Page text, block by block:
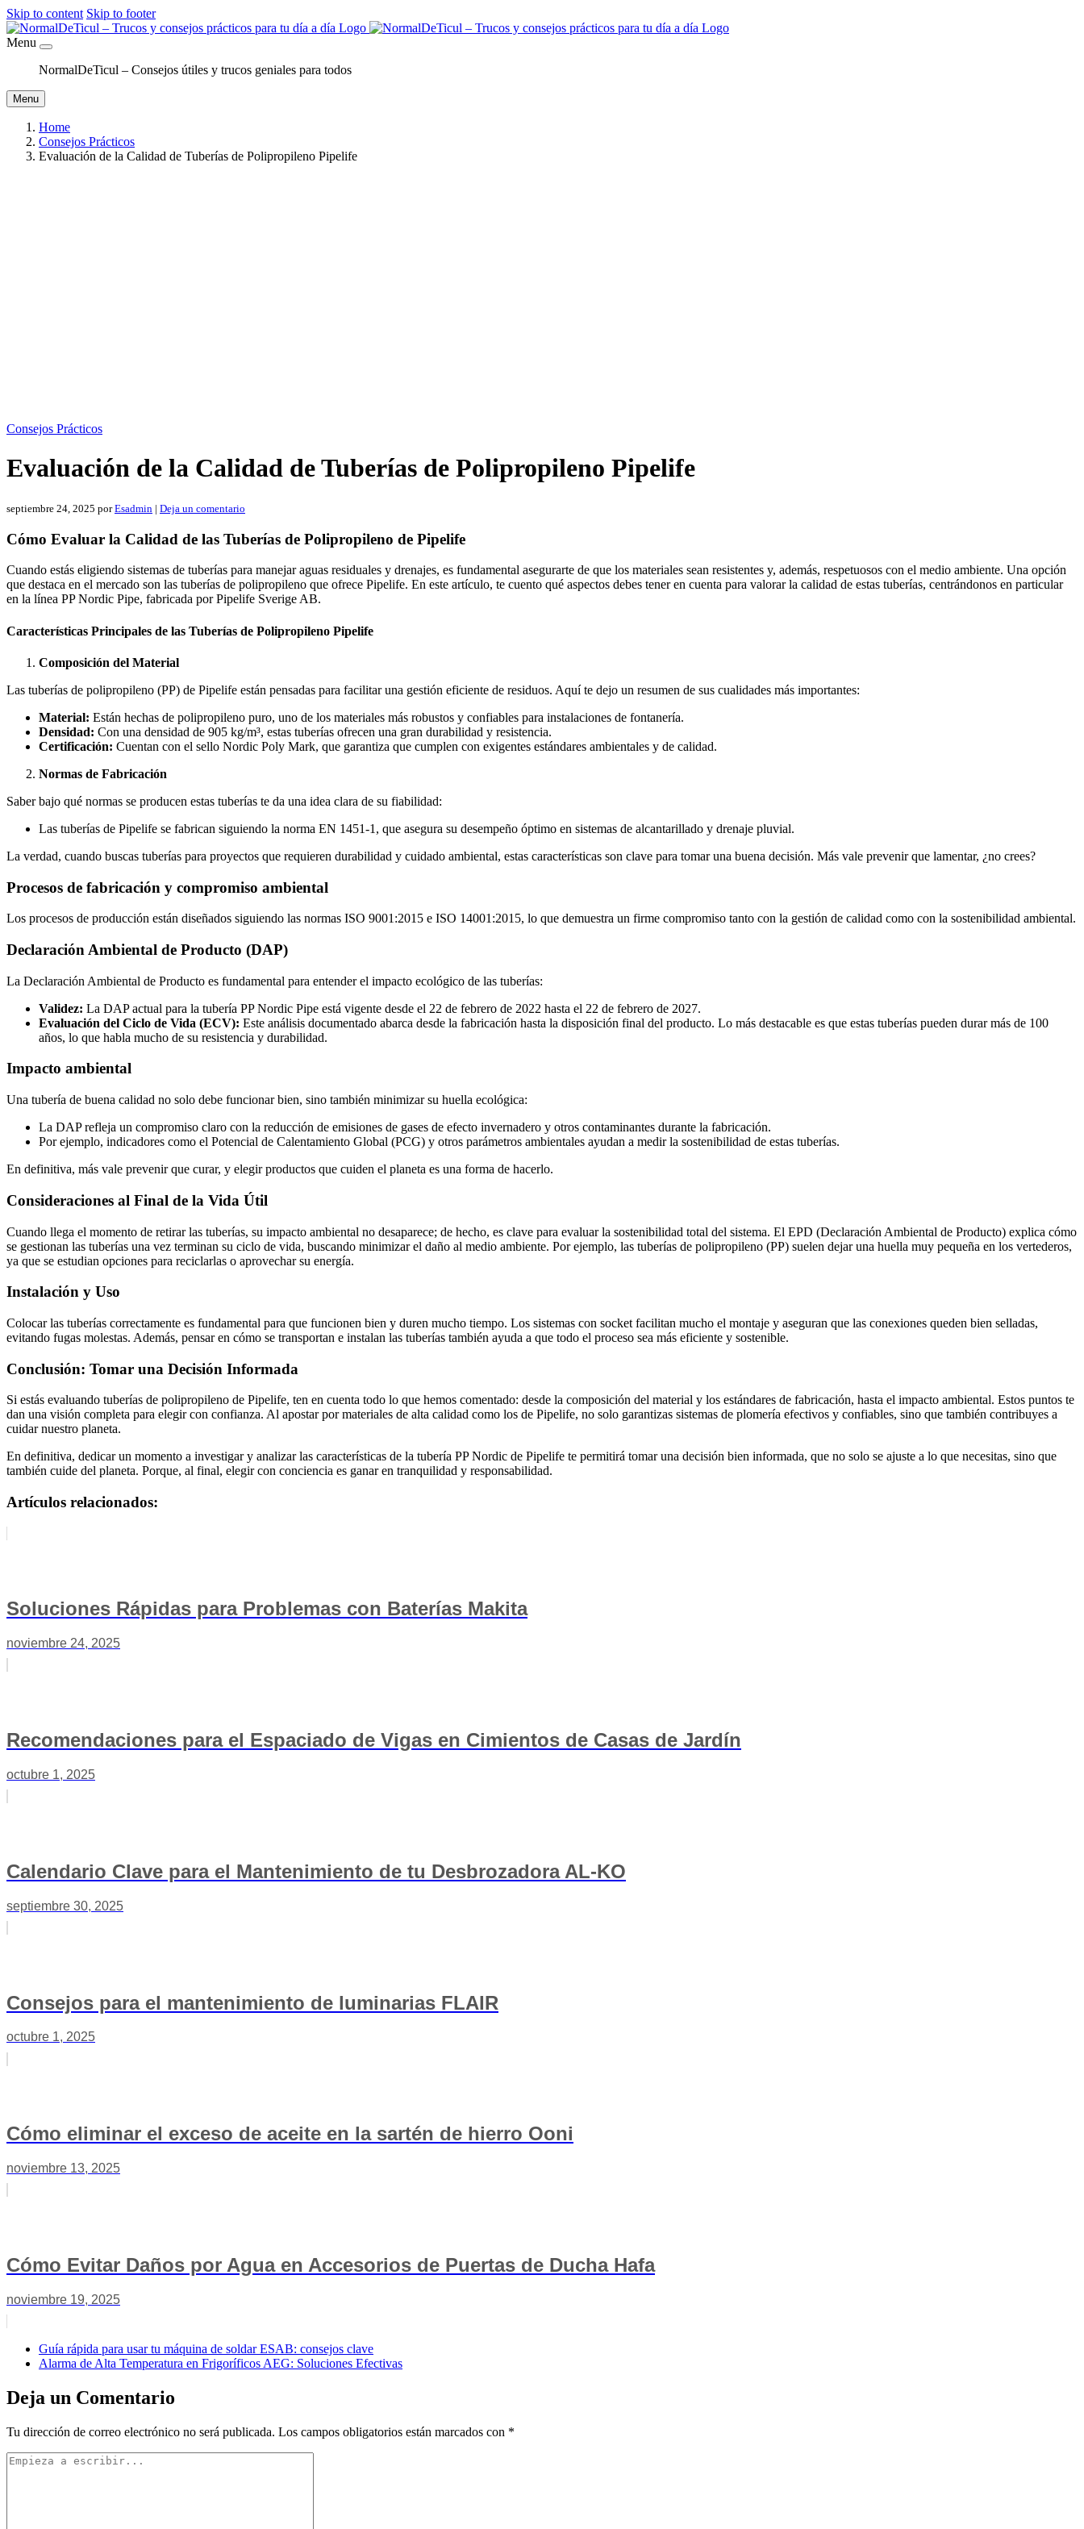
Skip to content Skip to footer
Menu
NormalDeTicul – Consejos útiles y trucos geniales para todos
Menu
Home
Consejos Prácticos
Evaluación de la Calidad de Tuberías de Polipropileno Pipelife
Consejos Prácticos
Evaluación de la Calidad de Tuberías de Polipropileno Pipelife
septiembre 24, 2025 porEsadmin | Deja un comentario
Cómo Evaluar la Calidad de las Tuberías de Polipropileno de Pipelife
Cuando estás eligiendo sistemas de tuberías para manejar aguas residuales y drenajes, es fundamental asegurarte de que los materiales sean resistentes y, además, respetuosos con el medio ambiente. Una opción
que destaca en el mercado son las tuberías de polipropileno que ofrece Pipelife. En este artículo, te cuento qué aspectos debes tener en cuenta para valorar la calidad de estas tuberías, centrándonos en particular
en la línea PP Nordic Pipe, fabricada por Pipelife Sverige AB.
Características Principales de las Tuberías de Polipropileno Pipelife
Composición del Material
Las tuberías de polipropileno (PP) de Pipelife están pensadas para facilitar una gestión eficiente de residuos. Aquí te dejo un resumen de sus cualidades más importantes:
Material: Están hechas de polipropileno puro, uno de los materiales más robustos y confiables para instalaciones de fontanería.
Densidad: Con una densidad de 905 kg/m³, estas tuberías ofrecen una gran durabilidad y resistencia.
Certificación: Cuentan con el sello Nordic Poly Mark, que garantiza que cumplen con exigentes estándares ambientales y de calidad.
Normas de Fabricación
Saber bajo qué normas se producen estas tuberías te da una idea clara de su fiabilidad:
Las tuberías de Pipelife se fabrican siguiendo la norma EN 1451-1, que asegura su desempeño óptimo en sistemas de alcantarillado y drenaje pluvial.
La verdad, cuando buscas tuberías para proyectos que requieren durabilidad y cuidado ambiental, estas características son clave para tomar una buena decisión. Más vale prevenir que lamentar, ¿no crees?
Procesos de fabricación y compromiso ambiental
Los procesos de producción están diseñados siguiendo las normas ISO 9001:2015 e ISO 14001:2015, lo que demuestra un firme compromiso tanto con la gestión de calidad como con la sostenibilidad ambiental.
Declaración Ambiental de Producto (DAP)
La Declaración Ambiental de Producto es fundamental para entender el impacto ecológico de las tuberías:
Validez: La DAP actual para la tubería PP Nordic Pipe está vigente desde el 22 de febrero de 2022 hasta el 22 de febrero de 2027.
Evaluación del Ciclo de Vida (ECV): Este análisis documentado abarca desde la fabricación hasta la disposición final del producto. Lo más destacable es que estas tuberías pueden durar más de 100
años, lo que habla mucho de su resistencia y durabilidad.
Impacto ambiental
Una tubería de buena calidad no solo debe funcionar bien, sino también minimizar su huella ecológica:
La DAP refleja un compromiso claro con la reducción de emisiones de gases de efecto invernadero y otros contaminantes durante la fabricación.
Por ejemplo, indicadores como el Potencial de Calentamiento Global (PCG) y otros parámetros ambientales ayudan a medir la sostenibilidad de estas tuberías.
En definitiva, más vale prevenir que curar, y elegir productos que cuiden el planeta es una forma de hacerlo.
Consideraciones al Final de la Vida Útil
Cuando llega el momento de retirar las tuberías, su impacto ambiental no desaparece; de hecho, es clave para evaluar la sostenibilidad total del sistema. El EPD (Declaración Ambiental de Producto) explica cómo
se gestionan las tuberías una vez terminan su ciclo de vida, buscando minimizar el daño al medio ambiente. Por ejemplo, las tuberías de polipropileno (PP) suelen dejar una huella muy pequeña en los vertederos,
ya que se estudian opciones para reciclarlas o aprovechar su energía.
Instalación y Uso
Colocar las tuberías correctamente es fundamental para que funcionen bien y duren mucho tiempo. Los sistemas con socket facilitan mucho el montaje y aseguran que las conexiones queden bien selladas,
evitando fugas molestas. Además, pensar en cómo se transportan e instalan las tuberías también ayuda a que todo el proceso sea más eficiente y sostenible.
Conclusión: Tomar una Decisión Informada
Si estás evaluando tuberías de polipropileno de Pipelife, ten en cuenta todo lo que hemos comentado: desde la composición del material y los estándares de fabricación, hasta el impacto ambiental. Estos puntos te
dan una visión completa para elegir con confianza. Al apostar por materiales de alta calidad como los de Pipelife, no solo garantizas sistemas de plomería efectivos y confiables, sino que también contribuyes a
cuidar nuestro planeta.
En definitiva, dedicar un momento a investigar y analizar las características de la tubería PP Nordic de Pipelife te permitirá tomar una decisión bien informada, que no solo se ajuste a lo que necesitas, sino que
también cuide del planeta. Porque, al final, elegir con conciencia es ganar en tranquilidad y responsabilidad.
Artículos relacionados:
Soluciones Rápidas para Problemas con Baterías Makita
noviembre 24, 2025
Recomendaciones para el Espaciado de Vigas en Cimientos de Casas de Jardín
octubre 1, 2025
Calendario Clave para el Mantenimiento de tu Desbrozadora AL-KO
septiembre 30, 2025
Consejos para el mantenimiento de luminarias FLAIR
octubre 1, 2025
Cómo eliminar el exceso de aceite en la sartén de hierro Ooni
noviembre 13, 2025
Cómo Evitar Daños por Agua en Accesorios de Puertas de Ducha Hafa
noviembre 19, 2025
Guía rápida para usar tu máquina de soldar ESAB: consejos clave
Alarma de Alta Temperatura en Frigoríficos AEG: Soluciones Efectivas
Deja un Comentario
Tu dirección de correo electrónico no será publicada. Los campos obligatorios están marcados con *